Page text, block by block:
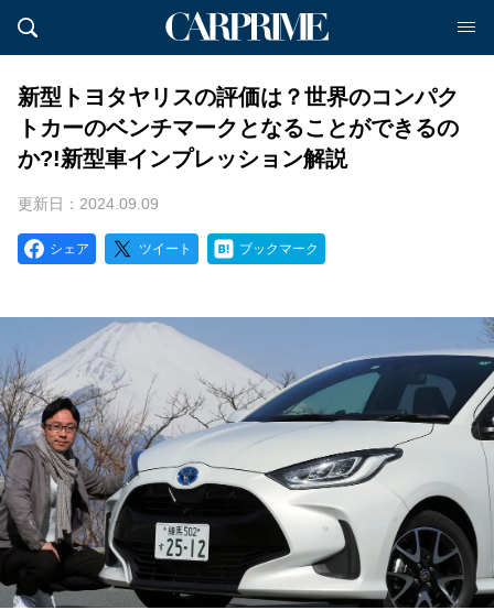
新型トヨタヤリスの評価は？世界のコンパク
トカーのベンチマークとなることができるの
か?!新型車インプレッション解説
更新日：2024.09.09
シェア ツイート ブックマーク